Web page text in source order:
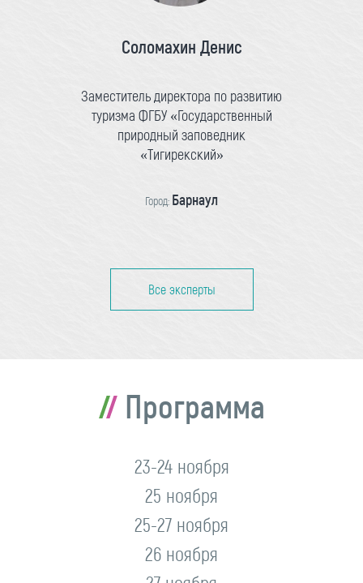
Соломахин Денис
Заместитель директора по развитию
туризма ФГБУ «Государственный
природный заповедник
«Тигирекский»
Город: Барнаул
Все эксперты
Программа
23-24 ноября
25 ноября
25-27 ноября
26 ноября